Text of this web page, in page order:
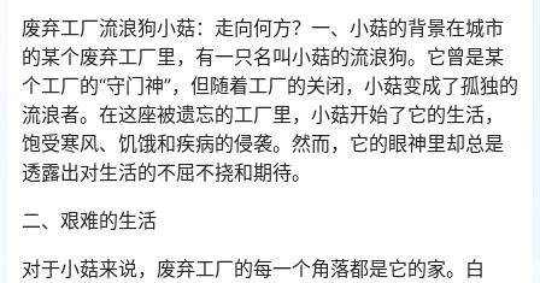
废弃工厂流浪狗小菇：走向何方？一、小菇的背景在城市
的某个废弃工厂里，有一只名叫小菇的流浪狗。它曾是某
个工厂的“守门神”，但随着工厂的关闭，小菇变成了孤独的
流浪者。在这座被遗忘的工厂里，小菇开始了它的生活，
饱受寒风、饥饿和疾病的侵袭。然而，它的眼神里却总是
透露出对生活的不屈不挠和期待。
二、艰难的生活
对于小菇来说，废弃工厂的每一个角落都是它的家。白